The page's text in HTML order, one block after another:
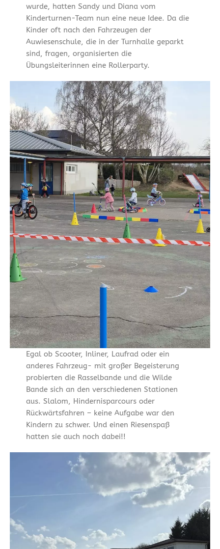
wurde, hatten Sandy und Diana vom
Kinderturnen-Team nun eine neue Idee. Da die
Kinder oft nach den Fahrzeugen der
Auwiesenschule, die in der Turnhalle geparkt
sind, fragen, organisierten die
Übungsleiterinnen eine Rollerparty.
Egal ob Scooter, Inliner, Laufrad oder ein
anderes Fahrzeug- mit großer Begeisterung
probierten die Rasselbande und die Wilde
Bande sich an den verschiedenen Stationen
aus. Slalom, Hindernisparcours oder
Rückwärtsfahren – keine Aufgabe war den
Kindern zu schwer. Und einen Riesenspaß
hatten sie auch noch dabei!!